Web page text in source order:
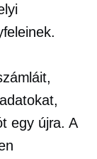
egy újra. A